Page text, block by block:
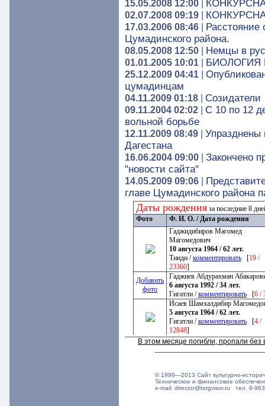
15.05.2008 12:00
02.07.2008 09:19
17.03.2006 08:46
Расстояние
Цумадинского района.
08.05.2008 12:50 Немцы в
01.01.2005 10:01 БИОЛОГИЯ
25.12.2009 04:41
цумадинцам
04.11.2009 01:18 Созидатели
09.11.2004 02:02
С 10 по 12
вольной борьбе
12.11.2009 08:49
Упразднены
Дагестана
16.06.2004 09:00
Закончено
"новости сайта"
14.05.2009 09:06
главе Цумадинского района
Даты рождения за последние 8
Фото
Ф. И. О. / Дата рождения
Гаджидибиров Магомед
Магомедович
10 августа 1964 / 62 лет.
Тинди /комментировать [19 /
23360]
Добавить
фото
Гаджиев Абдурахман
6 августа 1992 / 34 лет.
Гигатли /комментировать [6 /
Исаев Шамхалдибир
5 августа 1964 / 62 лет.
Гигатли /комментировать [4 /
12848]
В этом месяце погибли, пропали
© 1999—2013 Сайт культурно-
Техническое и финансовое
e-mail: director@torgvisor.ru тел. 8-